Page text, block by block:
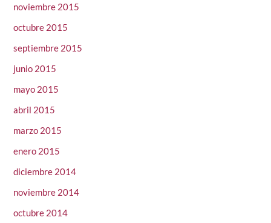
noviembre 2015
octubre 2015
septiembre 2015
junio 2015
mayo 2015
abril 2015
marzo 2015
enero 2015
diciembre 2014
noviembre 2014
octubre 2014